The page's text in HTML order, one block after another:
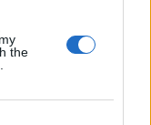
the